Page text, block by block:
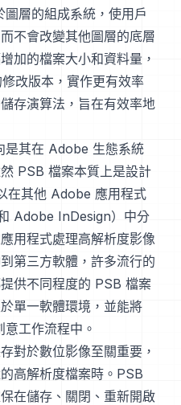
層的組成系統，使用戶
不會改變其他圖層的底層
加的檔案大小和資料量，
改版本，實作更有效率
存演算法，旨在有效率地
是其在 Adobe 生態系統
PSB 檔案本質上是設計
在其他 Adobe 應用程式
Adobe InDesign）中分
用程式處理高解析度影像
第三方軟體，許多流行的
供不同程度的 PSB 檔案
單一軟體環境，並能將
工作流程中。
對於數位影像至關重要，
高解析度檔案時。PSB
在儲存、關閉、重新開啟